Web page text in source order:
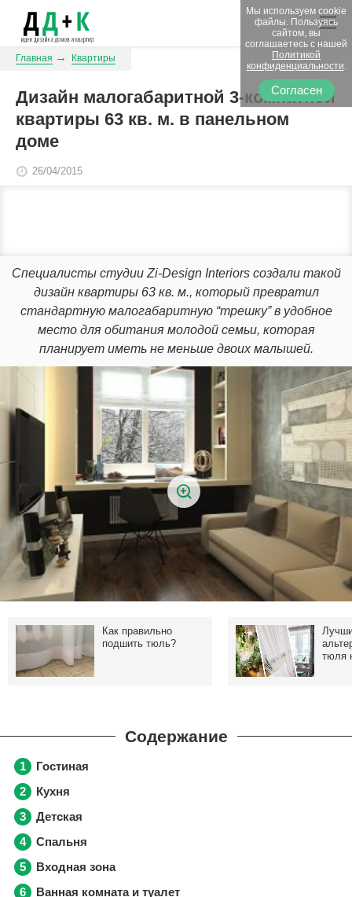
Главная Квартиры
Дизайн малогабаритной 3-комнатной
квартиры 63 кв. м. в панельном
доме
26/04/2015
Специалисты студии Zi-Design Interiors создали такой
дизайн квартиры 63 кв. м., который превратил
стандартную малогабаритную “трешку” в удобное
место для обитания молодой семьи, которая
планирует иметь не меньше двоих малышей.
Как правильно
подшить тюль?
тюля
Гостиная
Кухня
Детская
Спальня
Входная зона
Ванная комната и туалет
Мы используем cookie
файлы. Пользуясь
сайтом, вы
соглашаетесь с нашей
Политикой
конфиденциальности.
Согласен